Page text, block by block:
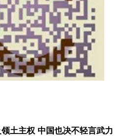
土主权 中国也决不轻言武力